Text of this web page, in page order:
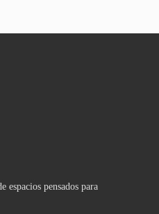
espacios pensados para